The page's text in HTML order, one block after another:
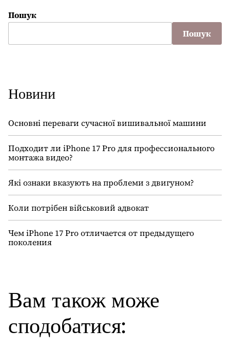
Пошук
Пошук
Новини
Основні переваги сучасної вишивальної машини
Подходит ли iPhone 17 Pro для профессионального
монтажа видео?
Які ознаки вказують на проблеми з двигуном?
Коли потрібен військовий адвокат
Чем iPhone 17 Pro отличается от предыдущего
поколения
Вам також може
сподобатися: